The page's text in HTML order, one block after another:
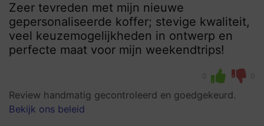
Zeer tevreden met mijn nieuwe
gepersonaliseerde koffer; stevige kwaliteit,
veel keuzemogelijkheden in ontwerp en
perfecte maat voor mijn weekendtrips!
0 0
Review handmatig gecontroleerd en goedgekeurd.
Bekijk ons beleid